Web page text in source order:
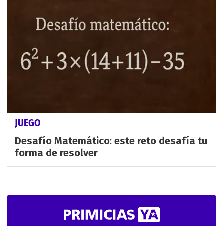
JUEGO
Desafío Matemático: este reto desafía tu
forma de resolver